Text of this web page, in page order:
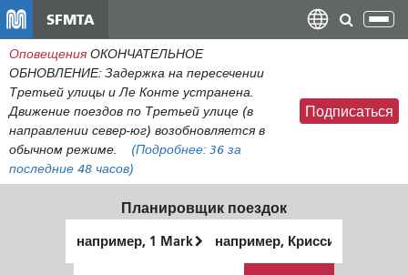
содержанию
SFMTA
Оповещения ОКОНЧАТЕЛЬНОЕ
ОБНОВЛЕНИЕ: Задержка на пересечении
Третьей улицы и Ле Конте устранена.
Движение поездов по Третьей улице (в
направлении север-юг) возобновляется в
обычном режиме.
(Подробнее: 36 за
последние 48 часов)
Подписаться
Планировщик поездок
местоположение
окончания